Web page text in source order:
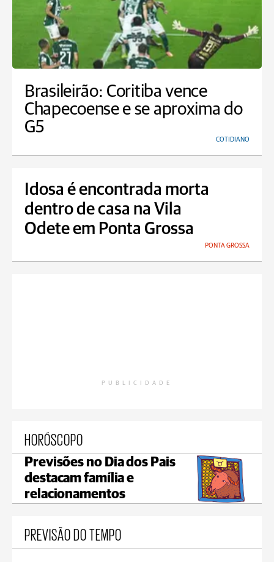
Brasileirão: Coritiba vence
Chapecoense e se aproxima do
G5
COTIDIANO
Idosa é encontrada morta
dentro de casa na Vila
Odete em Ponta Grossa
PONTA GROSSA
PUBLICIDADE
HORÓSCOPO
Previsões no Dia dos Pais
destacam família e
relacionamentos
PREVISÃO DO TEMPO